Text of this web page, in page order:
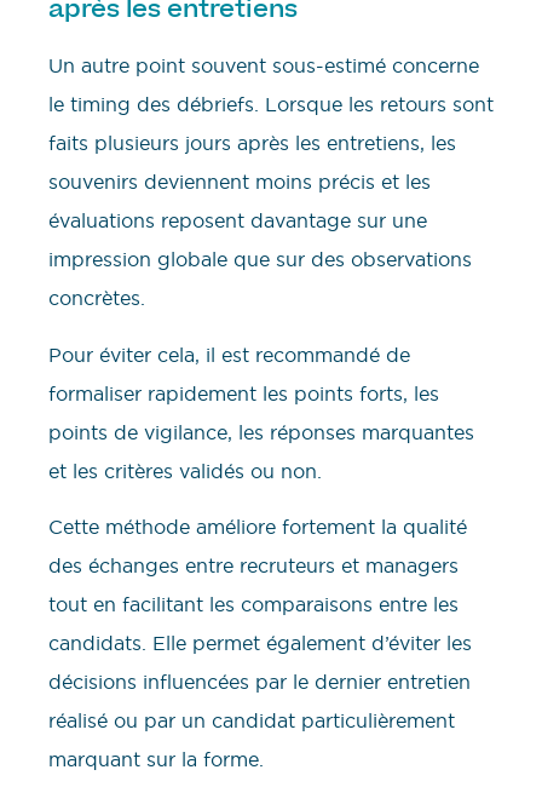
après les entretiens
Un autre point souvent sous-estimé concerne
le timing des débriefs. Lorsque les retours sont
faits plusieurs jours après les entretiens, les
souvenirs deviennent moins précis et les
évaluations reposent davantage sur une
impression globale que sur des observations
concrètes.
Pour éviter cela, il est recommandé de
formaliser rapidement les points forts, les
points de vigilance, les réponses marquantes
et les critères validés ou non.
Cette méthode améliore fortement la qualité
des échanges entre recruteurs et managers
tout en facilitant les comparaisons entre les
candidats. Elle permet également d’éviter les
décisions influencées par le dernier entretien
réalisé ou par un candidat particulièrement
marquant sur la forme.